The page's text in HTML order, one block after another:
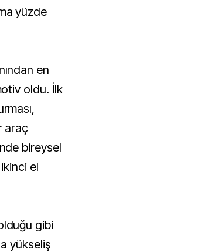
yüzde
en
oldu. İlk
araç
bireysel
el
gibi
yükseliş